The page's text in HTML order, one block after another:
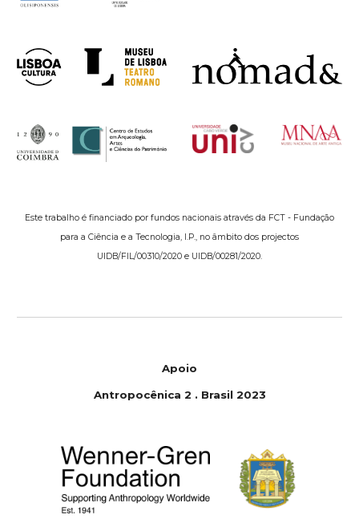
Este trabalho é financiado por fundos nacionais através da FCT - Fundação
para a Ciência e a Tecnologia, I.P., no âmbito dos projectos
UIDB/FIL/00310/2020 e UIDB/00281/2020.
Apoio
Antropocênica 2 . Brasil 2023